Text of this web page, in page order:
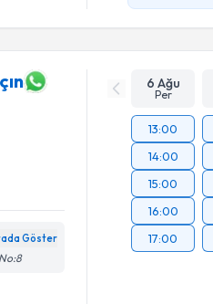
Göster
6 Ağu
Per
13:00
14:00
15:00
16:00
17:00